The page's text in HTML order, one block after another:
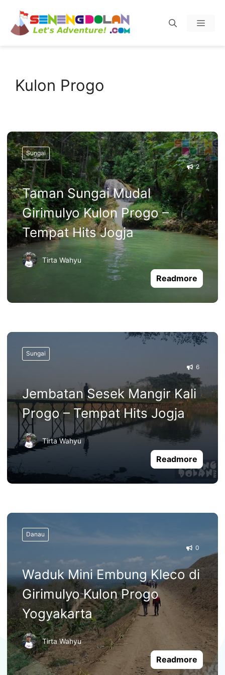
content
Menu
Kulon Progo
Sungai
2
Taman Sungai Mudal
Girimulyo Kulon Progo –
Tempat Hits Jogja
Tirta Wahyu
Readmore
Sungai
6
Jembatan Sesek Mangir Kali
Progo – Tempat Hits Jogja
Tirta Wahyu
Readmore
Danau
0
Waduk Mini Embung Kleco di
Girimulyo Kulon Progo
Yogyakarta
Tirta Wahyu
Readmore